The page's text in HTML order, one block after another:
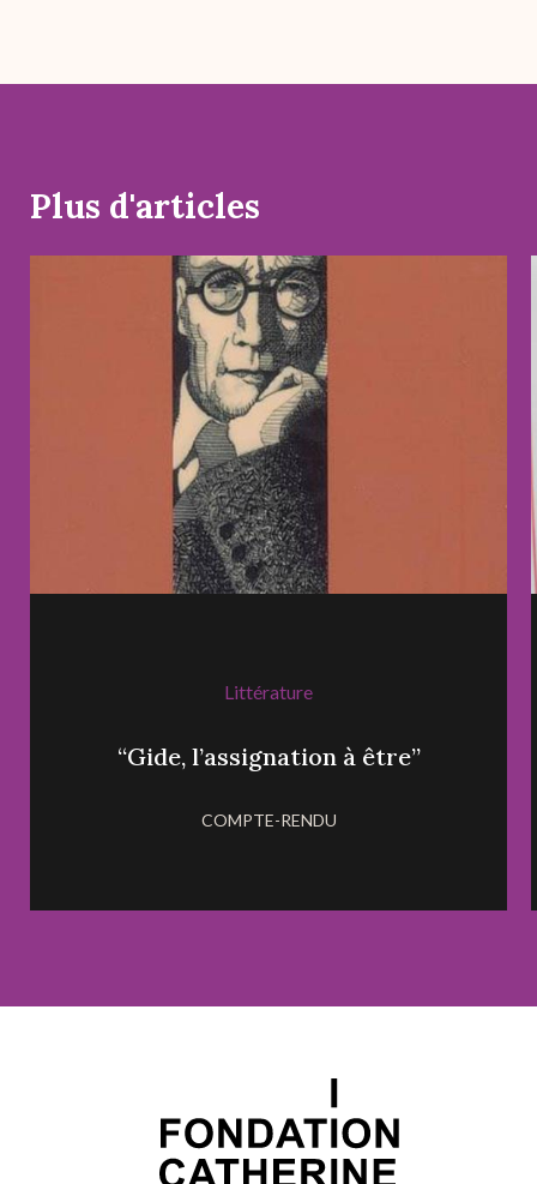
Plus d'articles
Littérature
“Gide, l’assignation à être”
COMPTE-RENDU